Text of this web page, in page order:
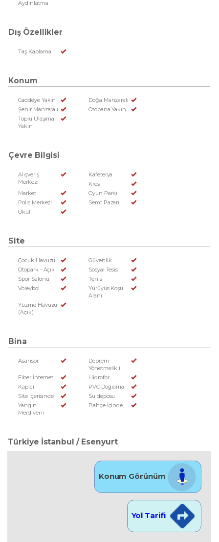
Aydınlatma
Dış Özellikler
Taş Kaplama
Konum
Caddeye Yakin
Doğa Manzaralı
Şehir Manzaralı
Otobana Yakın
Toplu Ulaşıma
Yakın
Çevre Bilgisi
Alışveriş
Merkezi
Kafeterya
Kreş
Market
Oyun Parkı
Polis Merkezi
Semt Pazarı
Okul
Site
Çocuk Havuzu
Güvenlik
Otopark - Açık
Sosyal Tesis
Spor Salonu
Tenis
Voleybol
Yürüyüs Koşu
Alanı
Yüzme Havuzu
(Açık)
Bina
Asansör
Deprem
Yönetmelikli
Fiber İnternet
Hidrofor
Kapıcı
PVC Dograma
Site içerisinde
Su deposu
Yangın
Merdiveni
Bahçe İçinde
Türkiye İstanbul / Esenyurt
Konum Görünüm
Yol Tarifi